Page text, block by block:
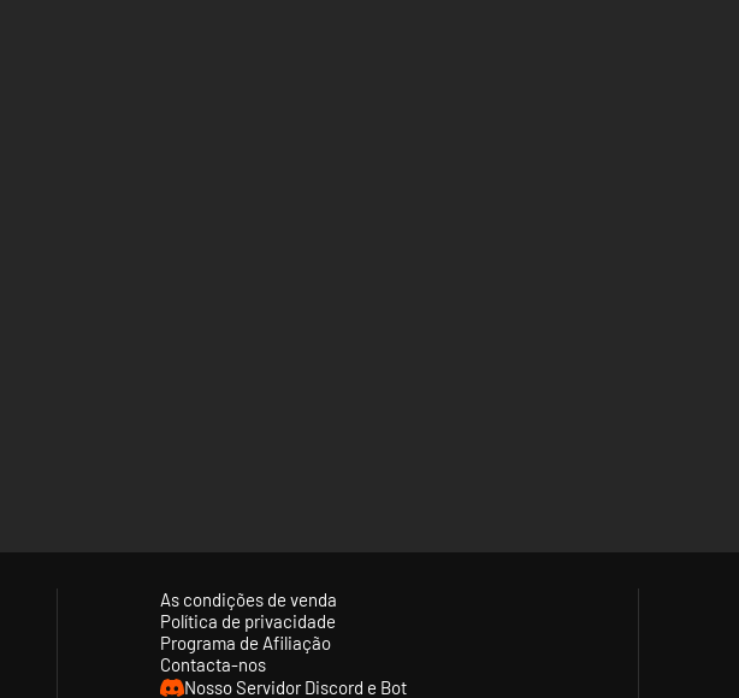
As condições de venda
Política de privacidade
Programa de Afiliação
Contacta-nos
Nosso Servidor Discord e Bot